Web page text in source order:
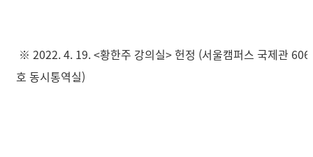
※ 2022. 4. 19. <황한주 강의실> 헌정 (서울캠퍼스 국제관 606
호 동시통역실)